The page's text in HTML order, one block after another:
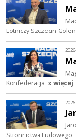
Lotniczy Szczecin-
Konfederacja » więcej
Stronnictwa Ludowego